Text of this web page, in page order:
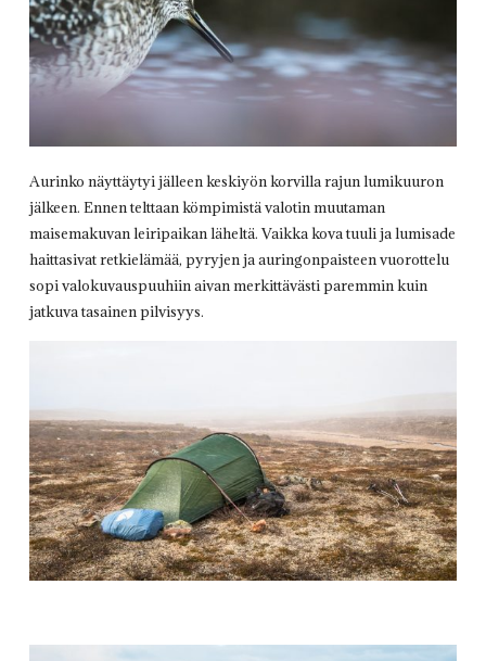
Aurinko näyttäytyi jälleen keskiyön korvilla rajun lumikuuron
jälkeen. Ennen telttaan kömpimistä valotin muutaman
maisemakuvan leiripaikan läheltä. Vaikka kova tuuli ja lumisade
haittasivat retkielämää, pyryjen ja auringonpaisteen vuorottelu
sopi valokuvauspuuhiin aivan merkittävästi paremmin kuin
jatkuva tasainen pilvisyys.